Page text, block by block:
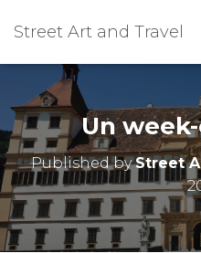
Street Art and Travel
Un
Published byStreet